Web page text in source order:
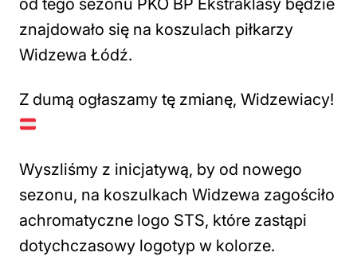
od tego sezonu PKO BP Ekstraklasy będzie
znajdowało się na koszulach piłkarzy
Widzewa Łódź.
Z dumą ogłaszamy tę zmianę, Widzewiacy!
Wyszliśmy z inicjatywą, by od nowego
sezonu, na koszulkach Widzewa zagościło
achromatyczne logo STS, które zastąpi
dotychczasowy logotyp w kolorze.